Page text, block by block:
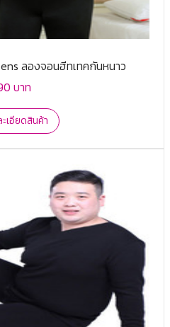
ลองจอนฮีทเทคกันหนาว
บาท
เอียดสินค้า